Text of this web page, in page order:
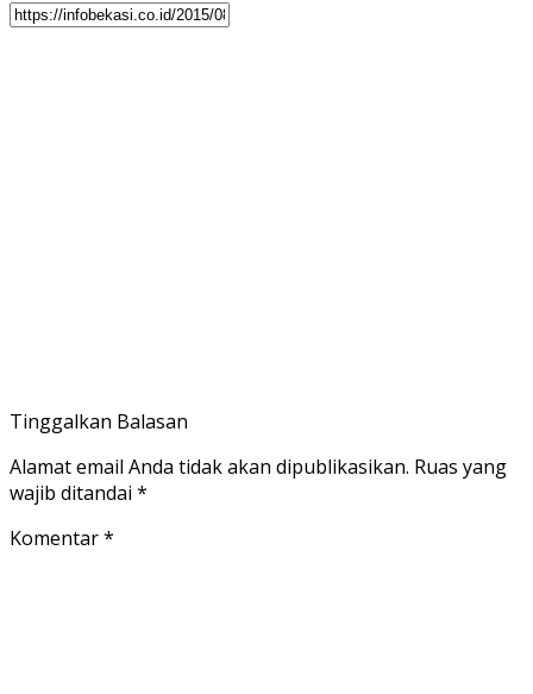
Tinggalkan Balasan
Alamat email Anda tidak akan dipublikasikan. Ruas yang
wajib ditandai *
Komentar*